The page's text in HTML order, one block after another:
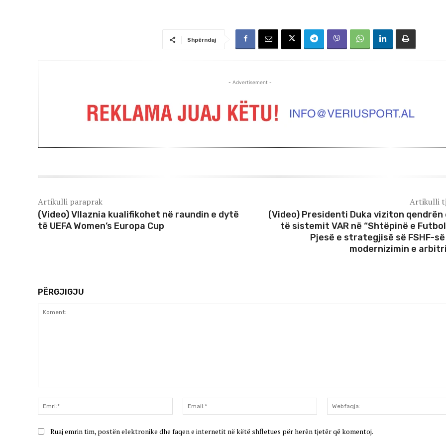
Shpërndaj
- Advertisement -
Artikulli paraprak
(Video) Vllaznia kualifikohet në raundin e dytë
të UEFA Women’s Europa Cup
Artikulli
(Video) Presidenti Duka viziton qendrën
të sistemit VAR në “Shtëpinë e
Pjesë e strategjisë së FSHF-
modernizimin e
PËRGJIGJU
Emri:*
Email:*
Ruaj emrin tim, postën elektronike dhe faqen e internetit në këtë shfletues për herën tjetër që komentoj.